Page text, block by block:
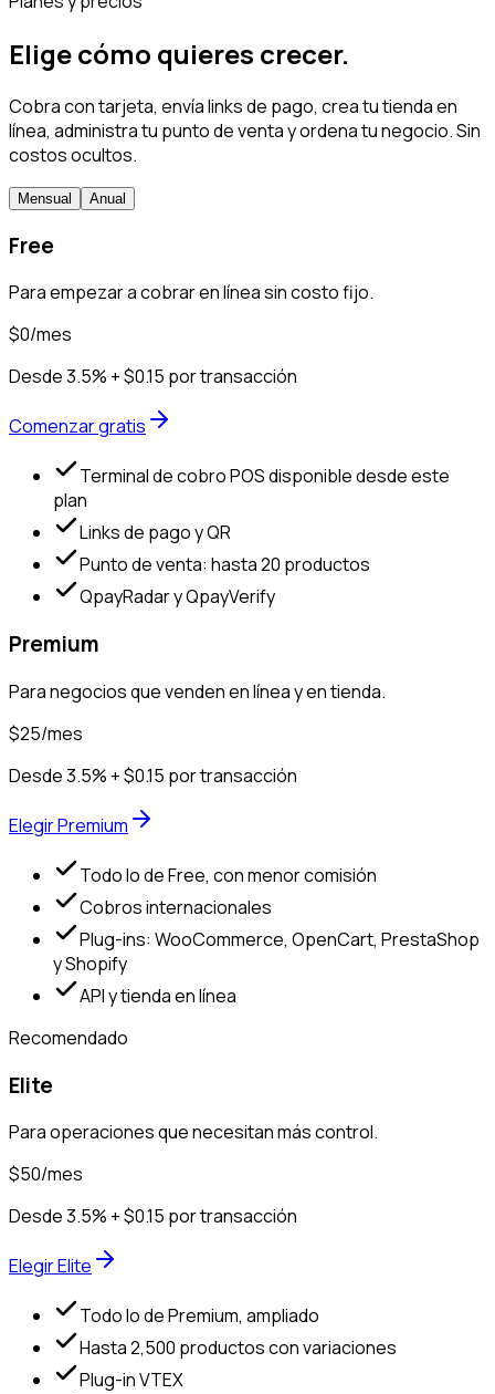
Elige cómo quieres crecer.
Cobra con tarjeta, envía links de pago, crea tu tienda en
línea, administra tu punto de venta y ordena tu negocio. Sin
costos ocultos.
Mensual Anual
Free
Para empezar a cobrar en línea sin costo fijo.
$0/mes
Desde 3.5% + $0.15 por transacción
Comenzar gratis
Terminal de cobro POS disponible desde este
plan
Links de pago y QR
Punto de venta: hasta 20 productos
QpayRadar y QpayVerify
Premium
Para negocios que venden en línea y en tienda.
$25/mes
Desde 3.5% + $0.15 por transacción
Elegir Premium
Todo lo de Free, con menor comisión
Cobros internacionales
Plug-ins: WooCommerce, OpenCart, PrestaShop
y Shopify
API y tienda en línea
Recomendado
Elite
Para operaciones que necesitan más control.
$50/mes
Desde 3.5% + $0.15 por transacción
Elegir Elite
Todo lo de Premium, ampliado
Hasta 2,500 productos con variaciones
Plug-in VTEX